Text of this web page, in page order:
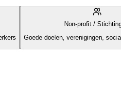
Non-profit /
Goede doelen, verenigingen,